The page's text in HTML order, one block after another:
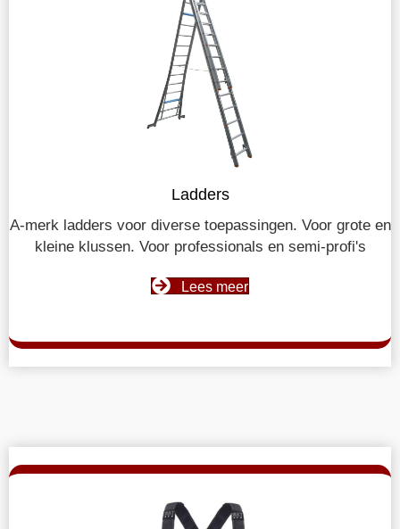
Ladders
A-merk ladders voor diverse toepassingen. Voor grote en
kleine klussen. Voor professionals en semi-profi's
Lees meer